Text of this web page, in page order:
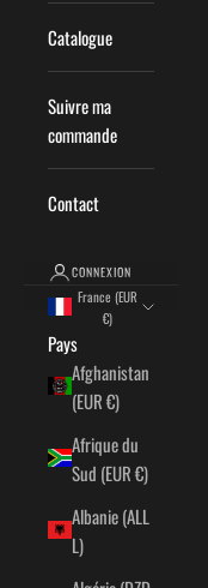
Catalogue
Suivre ma
commande
Contact
CONNEXION
France (EUR
€)
Pays
Afghanistan
(EUR €)
Afrique du
Sud (EUR €)
Albanie (ALL
L)